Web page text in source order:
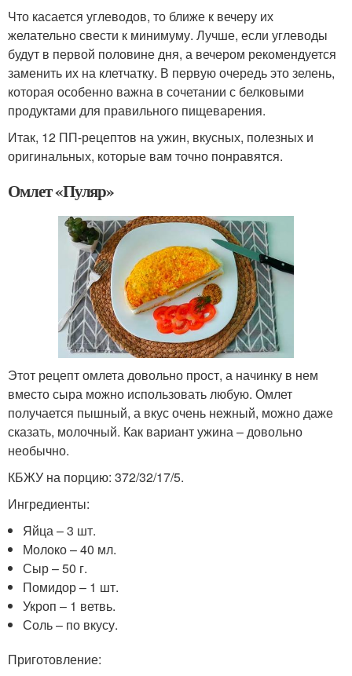
Что касается углеводов, то ближе к вечеру их
желательно свести к минимуму. Лучше, если углеводы
будут в первой половине дня, а вечером рекомендуется
заменить их на клетчатку. В первую очередь это зелень,
которая особенно важна в сочетании с белковыми
продуктами для правильного пищеварения.
Итак, 12 ПП-рецептов на ужин, вкусных, полезных и
оригинальных, которые вам точно понравятся.
Омлет «Пуляр»
Этот рецепт омлета довольно прост, а начинку в нем
вместо сыра можно использовать любую. Омлет
получается пышный, а вкус очень нежный, можно даже
сказать, молочный. Как вариант ужина – довольно
необычно.
КБЖУ на порцию: 372/32/17/5.
Ингредиенты:
Яйца – 3 шт.
Молоко – 40 мл.
Сыр – 50 г.
Помидор – 1 шт.
Укроп – 1 ветвь.
Соль – по вкусу.
Приготовление: